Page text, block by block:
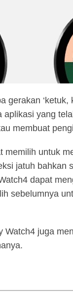
gerakan ‘ketuk,
yang
membuat
memilih untuk
jatuh bahkan
dapat
sebelumnya
Watch4 juga